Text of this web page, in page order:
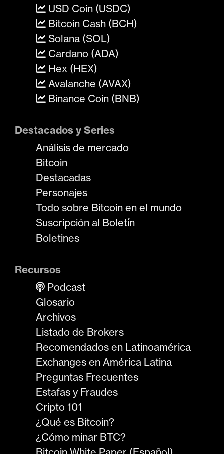
USD Coin (USDC)
Bitcoin Cash (BCH)
Solana (SOL)
Cardano (ADA)
Hex (HEX)
Avalanche (AVAX)
Binance Coin (BNB)
Destacados y Series
Análisis de mercado
Bitcoin
Destacadas
Personajes
Todo sobre Bitcoin en el mundo
Suscripción al Boletín
Boletines
Recursos
Podcast
Glosario
Archivos
Listado de Brokers
Recomendados en Latinoamérica
Exchanges en América Latina
Preguntas Frecuentes
Estafas y Fraudes
Cripto 101
¿Qué es Bitcoin?
¿Cómo minar BTC?